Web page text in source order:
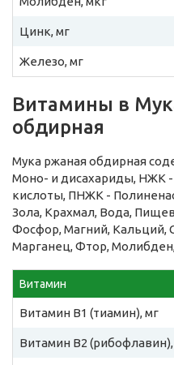
Цинк, мг
Железо, мг
Витамины в
обдирная
Мука ржаная обдирная
Моно- и дисахариды, НЖК
кислоты, ПНЖК -
Зола, Крахмал, Вода,
Фосфор, Магний, Кальций,
Марганец, Фтор,
Витамин
Витамин B1 (тиамин), мг
Витамин B2